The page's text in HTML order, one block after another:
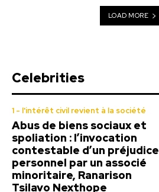
LOAD MORE
Celebrities
1 - l'intérêt civil revient à la société
Abus de biens sociaux et
spoliation : l’invocation
contestable d’un préjudice
personnel par un associé
minoritaire, Ranarison
Tsilavo Nexthope